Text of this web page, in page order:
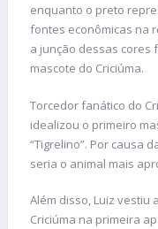
enquanto o preto
fontes econômicas na
a junção dessas cores
mascote do Criciúma.
Torcedor fanático do
idealizou o primeiro
“Tigrelino”. Por causa
seria o animal mais
Além disso, Luiz vestiu
Criciúma na primeira